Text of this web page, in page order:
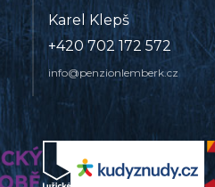
Karel Klepš
+420 702 172 572
info@penzionlemberk.cz